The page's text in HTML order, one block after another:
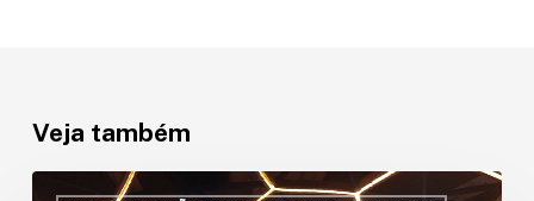
Veja também